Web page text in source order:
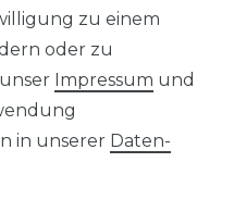
zu einem
oder zu
Impressum und
in unserer Daten­
Kontakt